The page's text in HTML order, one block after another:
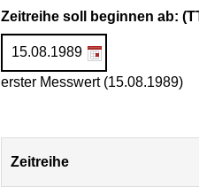
Zeitreihe soll beginnen ab:
erster Messwert (15.08.1989)
Zeitreihe